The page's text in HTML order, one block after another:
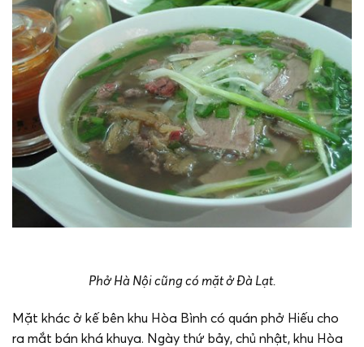
Phở Hà Nội cũng có mặt ở Đà Lạt.
Mặt khác ở kế bên khu Hòa Bình có quán phở Hiếu cho
ra mắt bán khá khuya. Ngày thứ bảy, chủ nhật, khu Hòa